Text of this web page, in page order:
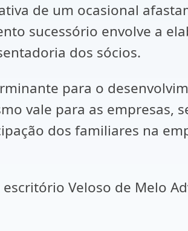
de um ocasional
sucessório envolve a
dos sócios.
para o
vale para as empresas,
dos familiares na
Veloso de Melo